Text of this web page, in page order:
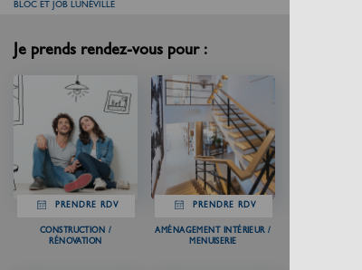
BLOC ET JOB LUNÉVILLE
Je prends rendez-vous pour :
PRENDRE RDV
CONSTRUCTION /
RÉNOVATION
PRENDRE RDV
AMÉNAGEMENT INTÉRIEUR /
MENUISERIE